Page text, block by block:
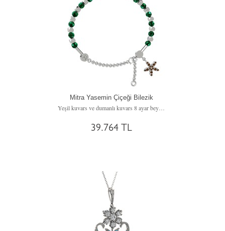
Mitra Yasemin Çiçeği Bilezik
Yeşil kuvars ve dumanlı kuvars 8 ayar beyaz altın bilezik
39.764 TL